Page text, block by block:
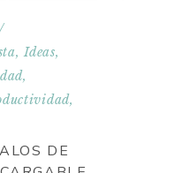
,Ideas,
,
,
DE